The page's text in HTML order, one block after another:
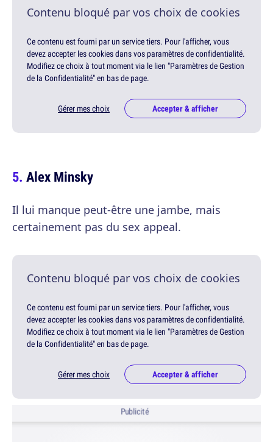
Contenu bloqué par vos choix de cookies
Ce contenu est fourni par un service tiers. Pour l'afficher, vous
devez accepter les cookies dans vos paramètres de confidentialité.
Modifiez ce choix à tout moment via le lien "Paramètres de Gestion
de la Confidentialité" en bas de page.
Gérer mes choix Accepter & afficher
Alex Minsky
Il lui manque peut-être une jambe, mais
certainement pas du sex appeal.
Contenu bloqué par vos choix de cookies
Ce contenu est fourni par un service tiers. Pour l'afficher, vous
devez accepter les cookies dans vos paramètres de confidentialité.
Modifiez ce choix à tout moment via le lien "Paramètres de Gestion
de la Confidentialité" en bas de page.
Gérer mes choix Accepter & afficher
Publicité